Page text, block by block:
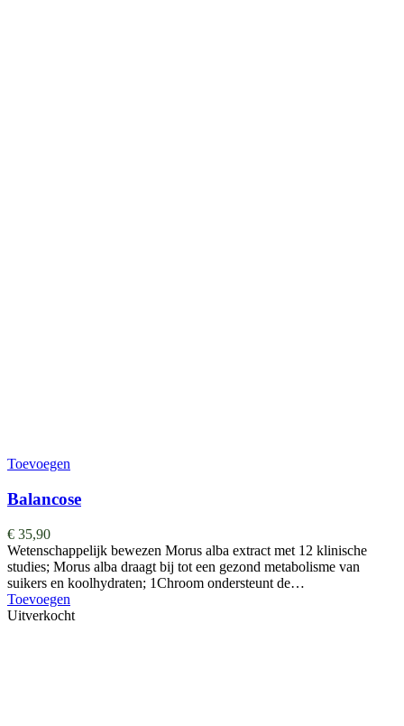
Toevoegen
Balancose
€ 35,90
Wetenschappelijk bewezen Morus alba extract met 12 klinische
studies; Morus alba draagt bij tot een gezond metabolisme van
suikers en koolhydraten; 1Chroom ondersteunt de…
Toevoegen
Uitverkocht